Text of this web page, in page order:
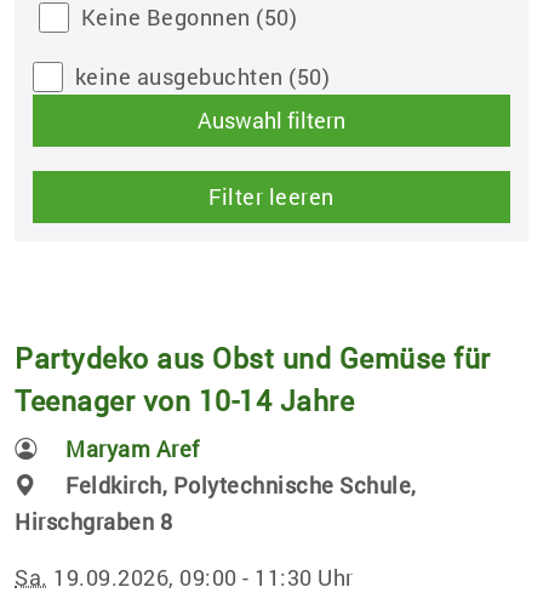
Keine Begonnen (50)
keine ausgebuchten (50)
Auswahl filtern
Filter leeren
Partydeko aus Obst und Gemüse für
Teenager von 10-14 Jahre
Maryam Aref
Feldkirch, Polytechnische Schule,
Hirschgraben 8
Sa. 19.09.2026, 09:00 - 11:30 Uhr